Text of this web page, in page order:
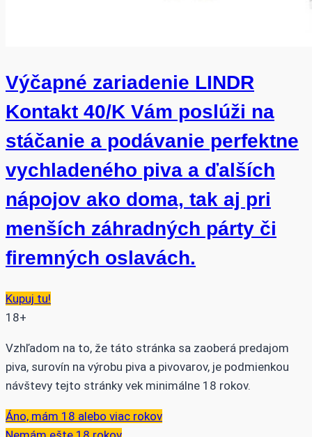
Výčapné zariadenie LINDR
Kontakt 40/K Vám poslúži na
stáčanie a podávanie perfektne
vychladeného piva a ďalších
nápojov ako doma, tak aj pri
menších záhradných párty či
firemných oslavách.
Kupuj tu!
18+
Vzhľadom na to, že táto stránka sa zaoberá predajom
piva, surovín na výrobu piva a pivovarov, je podmienkou
návštevy tejto stránky vek minimálne 18 rokov.
Áno, mám 18 alebo viac rokov